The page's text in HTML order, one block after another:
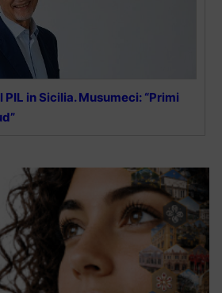
in Sicilia. Musumeci: “Primi